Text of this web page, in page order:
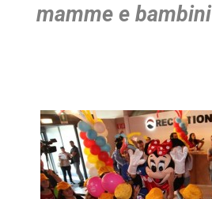
mamme e bambini